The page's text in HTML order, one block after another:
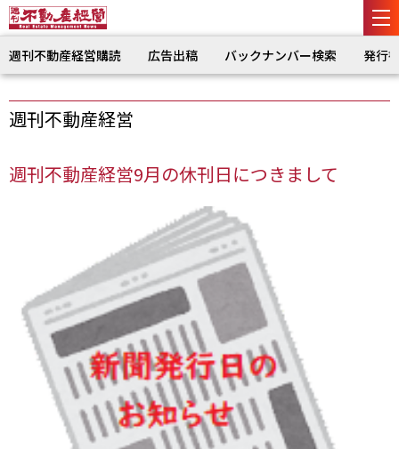
週刊不動産経営購読 広告出稿 バックナンバー検索 発行
週刊不動産経営
週刊不動産経営9月の休刊日につきまして